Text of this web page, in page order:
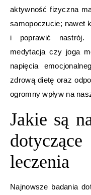
aktywność fizyczna
samopoczucie; nawet
i poprawić nastrój.
medytacja czy joga
napięcia
zdrową dietę oraz
ogromny wpływ na
Jakie są
leczenia
Najnowsze badania